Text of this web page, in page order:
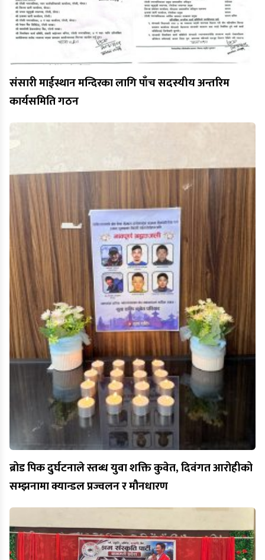
संसारी माईस्थान मन्दिरका लागि पाँच सदस्यीय अन्तरिम
कार्यसमिति गठन
ब्रोड पिक दुर्घटनाले स्तब्ध युवा शक्ति कुवेत, दिवंगत आरोहीको
सम्झनामा क्यान्डल प्रज्वलन र मौनधारण